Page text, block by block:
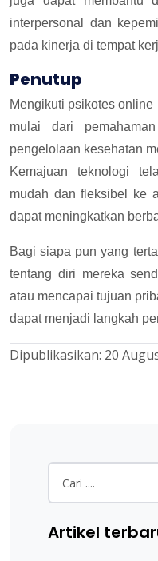
interpersonal dan
pada kinerja di tempat
Penutup
Mengikuti psikotes
mulai dari
pengelolaan kesehatan
Kemajuan teknologi
mudah dan fleksibel ke
dapat meningkatkan
Bagi siapa pun yang
tentang diri mereka
atau mencapai tujuan
dapat menjadi langkah
Dipublikasikan: 20
Artikel